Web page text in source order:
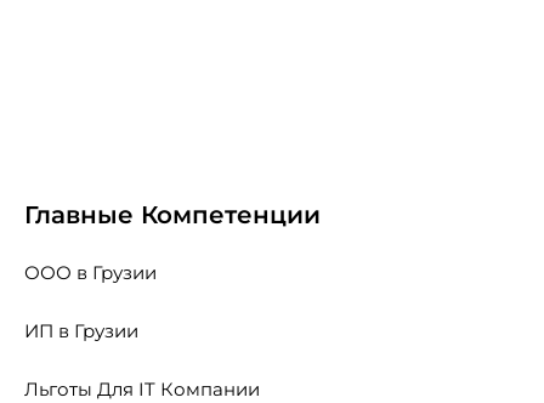
Главные Компетенции
ООО в Грузии
ИП в Грузии
Льготы Для IT Компании